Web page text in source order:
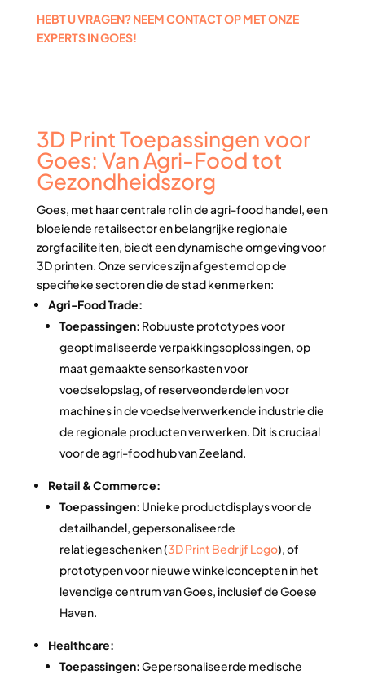
HEBT U VRAGEN? NEEM CONTACT OP MET ONZE
EXPERTS IN GOES!
3D Print Toepassingen voor
Goes: Van Agri-Food tot
Gezondheidszorg
Goes, met haar centrale rol in de agri-food handel, een
bloeiende retailsector en belangrijke regionale
zorgfaciliteiten, biedt een dynamische omgeving voor
3D printen. Onze services zijn afgestemd op de
specifieke sectoren die de stad kenmerken:
Agri-Food Trade:
Toepassingen: Robuuste prototypes voor
geoptimaliseerde verpakkingsoplossingen, op
maat gemaakte sensorkasten voor
voedselopslag, of reserveonderdelen voor
machines in de voedselverwerkende industrie die
de regionale producten verwerken. Dit is cruciaal
voor de agri-food hub van Zeeland.
Retail & Commerce:
Toepassingen: Unieke productdisplays voor de
detailhandel, gepersonaliseerde
relatiegeschenken (3D Print Bedrijf Logo), of
prototypen voor nieuwe winkelconcepten in het
levendige centrum van Goes, inclusief de Goese
Haven.
Healthcare:
Toepassingen:Gepersonaliseerde medische